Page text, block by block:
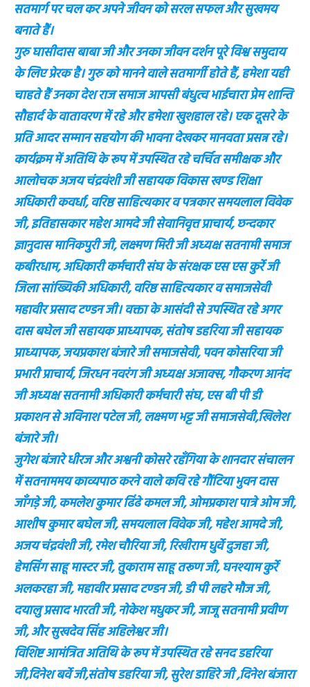
सतमार्ग पर चल कर अपने जीवन को सरल सफल और सुखमय
बनाते हैं।
गुरु घासीदास बाबा जी और उनका जीवन दर्शन पूरे विश्व समुदाय
के लिए प्रेरक है। गुरु को मानने वाले सतमार्गी होते हैं, हमेशा यही
चाहते हैं उनका देश राज समाज आपसी बंधुत्व भाईचारा प्रेम शान्ति
सौहार्द के वातावरण में रहे और हमेशा खुशहाल रहे। एक दूसरे के
प्रति आदर सम्मान सहयोग की भावना देखकर मानवता प्रसन्न रहे।
कार्यक्रम में अतिथि के रूप में उपस्थित रहे चर्चित समीक्षक और
आलोचक अजय चंद्रवंशी जी सहायक विकास खण्ड शिक्षा
अधिकारी कवर्धा, वरिष्ठ साहित्यकार व पत्रकार समयलाल विवेक
जी, इतिहासकार महेश आमदे जी सेवानिवृत्त प्राचार्य, छन्दकार
ज्ञानुदास मानिकपुरी जी, लक्ष्मण मिरी जी अध्यक्ष सतनामी समाज
कबीरधाम, अधिकारी कर्मचारी संघ के संरक्षक एस एस कुर्रे जी
जिला सांख्यिकी अधिकारी, वरिष्ठ साहित्यकार व समाजसेवी
महावीर प्रसाद टण्डन जी। वक्ता के आसंदी से उपस्थित रहे अगर
दास बघेल जी सहायक प्राध्यापक, संतोष डहरिया जी सहायक
प्राध्यापक, जयप्रकाश बंजारे जी समाजसेवी, पवन कोसरिया जी
प्रभारी प्राचार्य, जिरधन नवरंग जी अध्यक्ष अजाक्स, गौकरण आनंद
जी अध्यक्ष सतनामी अधिकारी कर्मचारी संघ, एस बी पी डी
प्रकाशन से अविनाश पटेल जी, लक्ष्मण भट्ट जी समाजसेवी,खिलेश
बंजारे जी।
जुगेश बंजारे धीरज और अश्वनी कोसरे रहँगिया के शानदार संचालन
में सतनाममय काव्यपाठ करने वाले कवि रहे गौंटिया भुवन दास
जाँगड़े जी, कमलेश कुमार ढिंढे कमल जी, ओमप्रकाश पात्रे ओम जी,
आशीष कुमार बघेल जी, समयलाल विवेक जी, महेश आमदे जी,
अजय चंद्रवंशी जी, रमेश चौरिया जी, रिखीराम धुर्वे दुजहा जी,
हेमसिंग साहू मास्टर जी, तुकाराम साहू तरूण जी, घनश्याम कुर्रे
अलकरहा जी, महावीर प्रसाद टण्डन जी, डी पी लहरे मौज जी,
दयालु प्रसाद भारती जी, नोकेश मधुकर जी, जाजू सतनामी प्रवीण
जी, और सुखदेव सिंह अहिलेश्वर जी।
विशिष्ट आमंत्रित अतिथि के रूप में उपस्थित रहे सनद डहरिया
जी,दिनेश बर्वे जी,संतोष डहरिया जी, सुरेश डाहिरे जी ,दिनेश बंजारा